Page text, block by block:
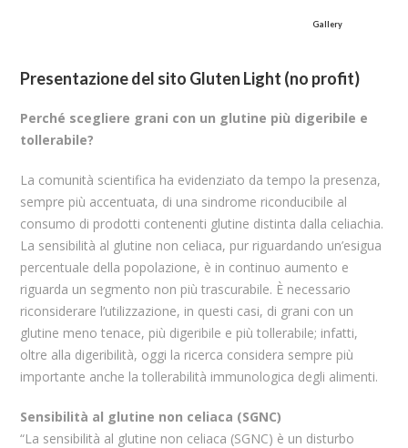
Gallery
Presentazione del sito Gluten Light (no profit)
Perché scegliere grani con un glutine più digeribile e
tollerabile?
La comunità scientifica ha evidenziato da tempo la presenza,
sempre più accentuata, di una sindrome riconducibile al
consumo di prodotti contenenti glutine distinta dalla celiachia.
La sensibilità al glutine non celiaca, pur riguardando un’esigua
percentuale della popolazione, è in continuo aumento e
riguarda un segmento non più trascurabile. È necessario
riconsiderare l’utilizzazione, in questi casi, di grani con un
glutine meno tenace, più digeribile e più tollerabile; infatti,
oltre alla digeribilità, oggi la ricerca considera sempre più
importante anche la tollerabilità immunologica degli alimenti.
Sensibilità al glutine non celiaca (SGNC)
“La sensibilità al glutine non celiaca (SGNC) è un disturbo